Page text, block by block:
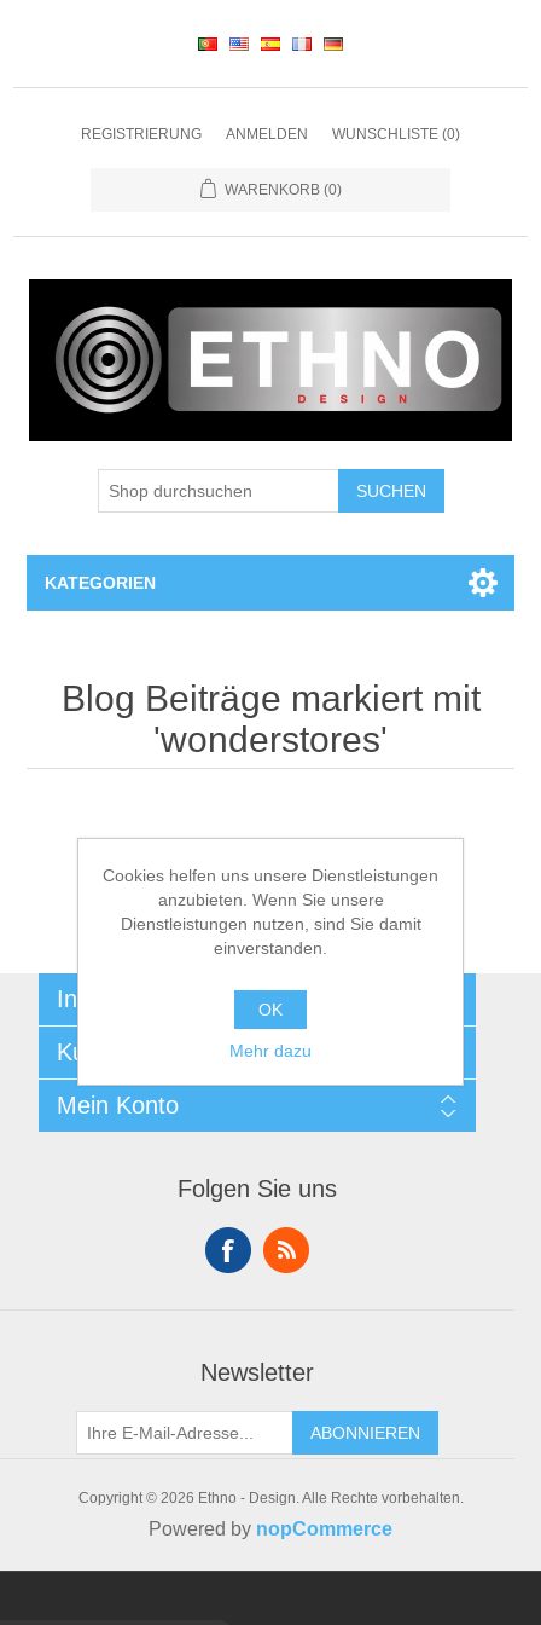
REGISTRIERUNG ANMELDEN WUNSCHLISTE (0)
WARENKORB (0)
SUCHEN
KATEGORIEN
Blog Beiträge markiert mit
'wonderstores'
Informationen
Versand und Rücksendungen b2b
Datenschutzrichtlinie
Nutzungsbedingungen
Über Uns
Onboarding Xolo Go
Kundenservice
Suche
BlogMein Konto
Folgen Sie uns
Newsletter
ABONNIEREN
Copyright © 2026 Ethno - Design. Alle Rechte vorbehalten.
Powered by nopCommerce
Cookies helfen uns unsere Dienstleistungen
anzubieten. Wenn Sie unsere
Dienstleistungen nutzen, sind Sie damit
einverstanden.
OK
Mehr dazu